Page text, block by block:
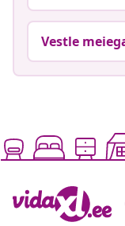
Vestle